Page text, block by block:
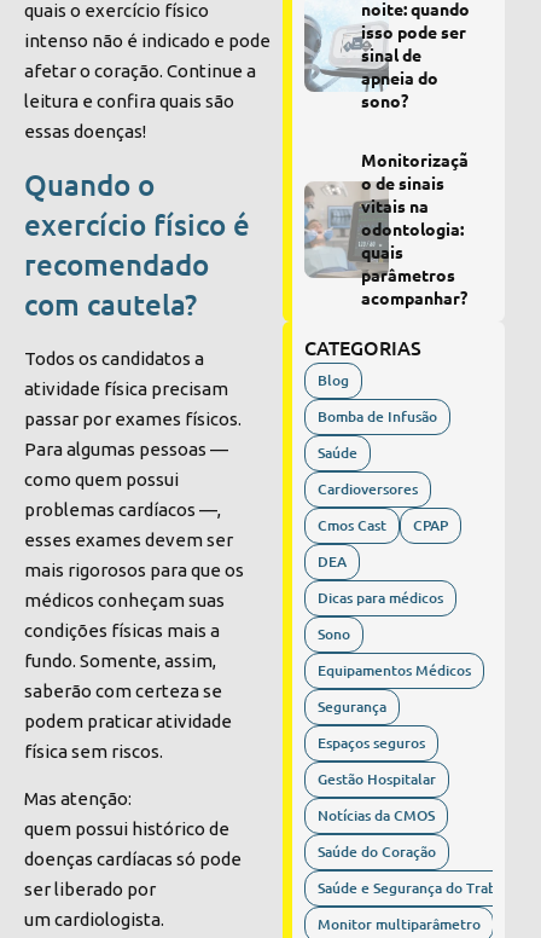
quais o exercício físico
intenso não é indicado e pode
afetar o coração. Continue a
leitura e confira quais são
essas doenças!
Quando o
exercício físico é
recomendado
com cautela?
Todos os candidatos a
atividade física precisam
passar por exames físicos.
Paraalgumas pessoas —
como quem possui
problemas cardíacos —,
esses exames devem ser
mais rigorosos para que os
médicos conheçam suas
condições físicas mais a
fundo. Somente, assim,
saberão com certeza se
podem praticar atividade
física sem riscos.
Mas atenção:
quem possui histórico de
doenças cardíacas só pode
ser liberado por
um cardiologista.
noite: quando
isso pode ser
sinal de
apneia do
sono?
Monitorizaçã
o de sinais
vitais na
odontologia:
quais
parâmetros
acompanhar?
CATEGORIAS
Blog
Bomba de Infusão
Saúde
Cardioversores
Cmos Cast
CPAP
DEA
Dicas para médicos
Sono
Equipamentos Médicos
Segurança
Espaços seguros
Gestão Hospitalar
Notícias da CMOS
Saúde do Coração
Saúde e Segurança do Trabalho
Monitor multiparâmetro